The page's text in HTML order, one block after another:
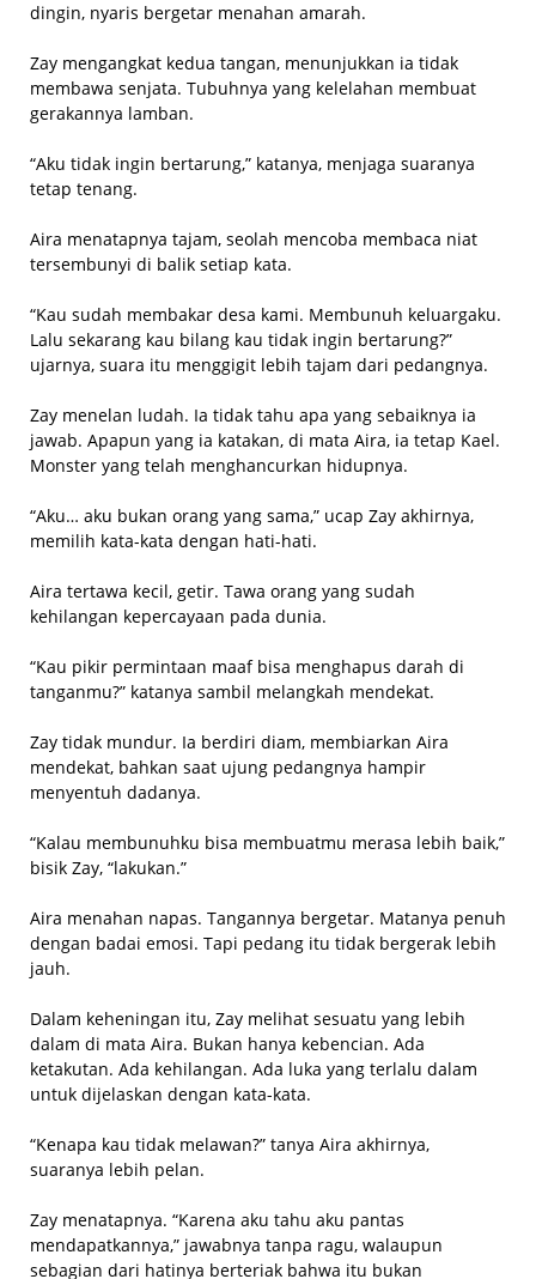
dingin, nyaris bergetar menahan amarah.
Zay mengangkat kedua tangan, menunjukkan ia tidak
membawa senjata. Tubuhnya yang kelelahan membuat
gerakannya lamban.
“Aku tidak ingin bertarung,” katanya, menjaga suaranya
tetap tenang.
Aira menatapnya tajam, seolah mencoba membaca niat
tersembunyi di balik setiap kata.
“Kau sudah membakar desa kami. Membunuh keluargaku.
Lalu sekarang kau bilang kau tidak ingin bertarung?”
ujarnya, suara itu menggigit lebih tajam dari pedangnya.
Zay menelan ludah. Ia tidak tahu apa yang sebaiknya ia
jawab. Apapun yang ia katakan, di mata Aira, ia tetap Kael.
Monster yang telah menghancurkan hidupnya.
“Aku… aku bukan orang yang sama,” ucap Zay akhirnya,
memilih kata-kata dengan hati-hati.
Aira tertawa kecil, getir. Tawa orang yang sudah
kehilangan kepercayaan pada dunia.
“Kau pikir permintaan maaf bisa menghapus darah di
tanganmu?” katanya sambil melangkah mendekat.
Zay tidak mundur. Ia berdiri diam, membiarkan Aira
mendekat, bahkan saat ujung pedangnya hampir
menyentuh dadanya.
“Kalau membunuhku bisa membuatmu merasa lebih baik,”
bisik Zay, “lakukan.”
Aira menahan napas. Tangannya bergetar. Matanya penuh
dengan badai emosi. Tapi pedang itu tidak bergerak lebih
jauh.
Dalam keheningan itu, Zay melihat sesuatu yang lebih
dalam di mata Aira. Bukan hanya kebencian. Ada
ketakutan. Ada kehilangan. Ada luka yang terlalu dalam
untuk dijelaskan dengan kata-kata.
“Kenapa kau tidak melawan?” tanya Aira akhirnya,
suaranya lebih pelan.
Zay menatapnya. “Karena aku tahu aku pantas
mendapatkannya,” jawabnya tanpa ragu, walaupun
sebagian dari hatinya berteriak bahwa itu bukan